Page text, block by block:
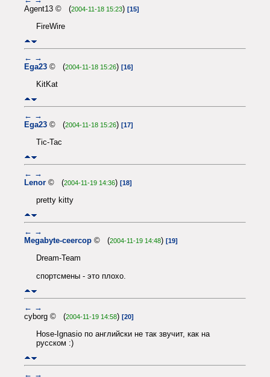
Agent13 © (2004-11-18 15:23) [15]
FireWire
← →
Ega23 © (2004-11-18 15:26) [16]
KitKat
← →
Ega23 © (2004-11-18 15:26) [17]
Tic-Tac
← →
Lenor © (2004-11-19 14:36) [18]
pretty kitty
← →
Megabyte-ceercop © (2004-11-19 14:48) [19]
Dream-Team
спортсмены - это плохо.
← →
cyborg © (2004-11-19 14:58) [20]
Hose-Ignasio по английски не так звучит, как на
русском :)
← →